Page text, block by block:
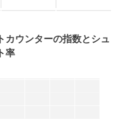
カウンターの指数とシュ
率